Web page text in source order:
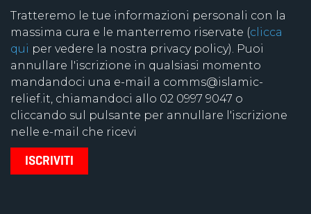
Tratteremo le tue informazioni personali con la
massima cura e le manterremo riservate (clicca
qui per vedere la nostra privacy policy). Puoi
annullare l'iscrizione in qualsiasi momento
mandandoci una e-mail a comms@islamic-
relief.it, chiamandoci allo 02 0997 9047 o
cliccando sul pulsante per annullare l'iscrizione
nelle e-mail che ricevi